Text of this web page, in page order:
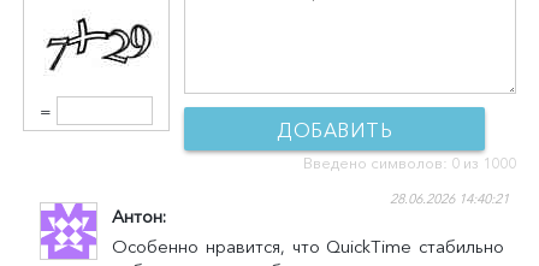
=
ДОБАВИТЬ
КОММЕНТАРИЙ
Введено символов: 0 из 1000
Антон
28.06.2026 14:40:21
Особенно нравится, что QuickTime стабильно